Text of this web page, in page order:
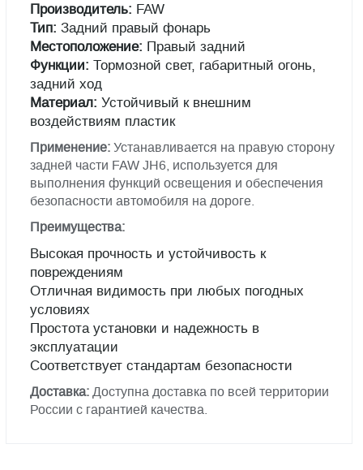
Производитель: FAW
Тип: Задний правый фонарь
Местоположение: Правый задний
Функции: Тормозной свет, габаритный огонь,
задний ход
Материал: Устойчивый к внешним
воздействиям пластик
Применение:Устанавливается на правую сторону
задней части FAW JH6, используется для
выполнения функций освещения и обеспечения
безопасности автомобиля на дороге.
Преимущества:
Высокая прочность и устойчивость к
повреждениям
Отличная видимость при любых погодных
условиях
Простота установки и надежность в
эксплуатации
Соответствует стандартам безопасности
Доставка:Доступна доставка по всей территории
России с гарантией качества.